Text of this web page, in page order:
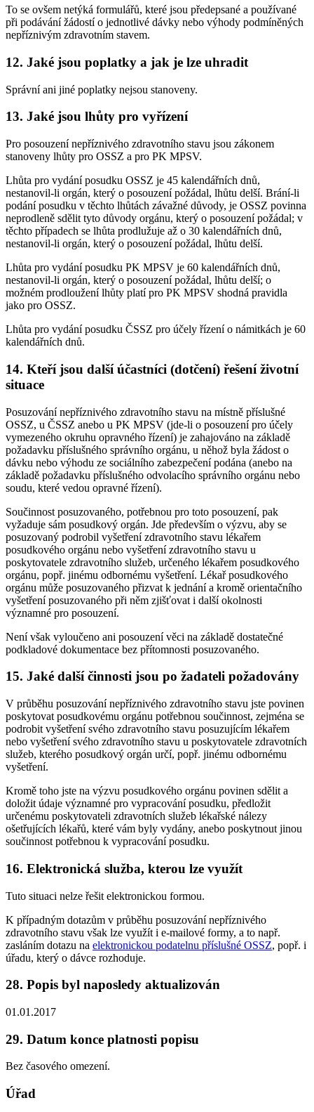
To se ovšem netýká formulářů, které jsou předepsané a používané
při podávání žádostí o jednotlivé dávky nebo výhody podmíněných
nepříznivým zdravotním stavem.
12. Jaké jsou poplatky a jak je lze uhradit
Správní ani jiné poplatky nejsou stanoveny.
13. Jaké jsou lhůty pro vyřízení
Pro posouzení nepříznivého zdravotního stavu jsou zákonem
stanoveny lhůty pro OSSZ a pro PK MPSV.
Lhůta pro vydání posudku OSSZ je 45 kalendářních dnů,
nestanovil-li orgán, který o posouzení požádal, lhůtu delší. Brání-li
podání posudku v těchto lhůtách závažné důvody, je OSSZ povinna
neprodleně sdělit tyto důvody orgánu, který o posouzení požádal; v
těchto případech se lhůta prodlužuje až o 30 kalendářních dnů,
nestanovil-li orgán, který o posouzení požádal, lhůtu delší.
Lhůta pro vydání posudku PK MPSV je 60 kalendářních dnů,
nestanovil-li orgán, který o posouzení požádal, lhůtu delší; o
možném prodloužení lhůty platí pro PK MPSV shodná pravidla
jako pro OSSZ.
Lhůta pro vydání posudku ČSSZ pro účely řízení o námitkách je 60
kalendářních dnů.
14. Kteří jsou další účastníci (dotčení) řešení životní
situace
Posuzování nepříznivého zdravotního stavu na místně příslušné
OSSZ, u ČSSZ anebo u PK MPSV (jde-li o posouzení pro účely
vymezeného okruhu opravného řízení) je zahajováno na základě
požadavku příslušného správního orgánu, u něhož byla žádost o
dávku nebo výhodu ze sociálního zabezpečení podána (anebo na
základě požadavku příslušného odvolacího správního orgánu nebo
soudu, které vedou opravné řízení).
Součinnost posuzovaného, potřebnou pro toto posouzení, pak
vyžaduje sám posudkový orgán. Jde především o výzvu, aby se
posuzovaný podrobil vyšetření zdravotního stavu lékařem
posudkového orgánu nebo vyšetření zdravotního stavu u
poskytovatele zdravotního služeb, určeného lékařem posudkového
orgánu, popř. jinému odbornému vyšetření. Lékař posudkového
orgánu může posuzovaného přizvat k jednání a kromě orientačního
vyšetření posuzovaného při něm zjišťovat i další okolnosti
významné pro posouzení.
Není však vyloučeno ani posouzení věci na základě dostatečné
podkladové dokumentace bez přítomnosti posuzovaného.
15. Jaké další činnosti jsou po žadateli požadovány
V průběhu posuzování nepříznivého zdravotního stavu jste povinen
poskytovat posudkovému orgánu potřebnou součinnost, zejména se
podrobit vyšetření svého zdravotního stavu posuzujícím lékařem
nebo vyšetření svého zdravotního stavu u poskytovatele zdravotních
služeb, kterého posudkový orgán určí, popř. jinému odbornému
vyšetření.
Kromě toho jste na výzvu posudkového orgánu povinen sdělit a
doložit údaje významné pro vypracování posudku, předložit
určenému poskytovateli zdravotních služeb lékařské nálezy
ošetřujících lékařů, které vám byly vydány, anebo poskytnout jinou
součinnost potřebnou k vypracování posudku.
16. Elektronická služba, kterou lze využít
Tuto situaci nelze řešit elektronickou formou.
K případným dotazům v průběhu posuzování nepříznivého
zdravotního stavu však lze využít i e-mailové formy, a to např.
zasláním dotazu na elektronickou podatelnu příslušné OSSZ, popř. i
úřadu, který o dávce rozhoduje.
28. Popis byl naposledy aktualizován
01.01.2017
29. Datum konce platnosti popisu
Bez časového omezení.
Úřad